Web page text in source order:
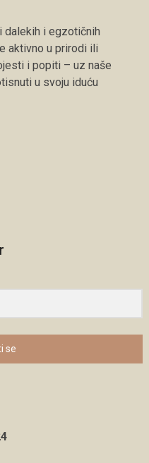
dalekih i egzotičnih
aktivno u prirodi ili
i popiti – uz naše
u svoju iduću
se